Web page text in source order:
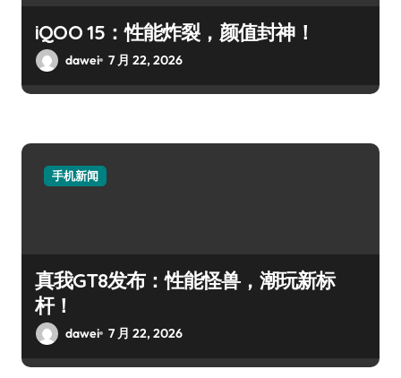
iQOO 15：性能炸裂，颜值封神！
dawei 7 月 22, 2026
手机新闻
真我GT8发布：性能怪兽，潮玩新标
杆！
dawei 7 月 22, 2026